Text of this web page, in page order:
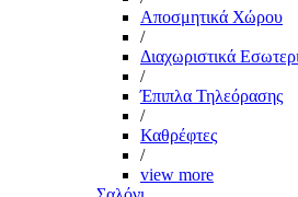
Αποσμητικά Χώρου
/
Διαχωριστικά
/
Έπιπλα Τηλεόρασης
/
Καθρέφτες
/
view more